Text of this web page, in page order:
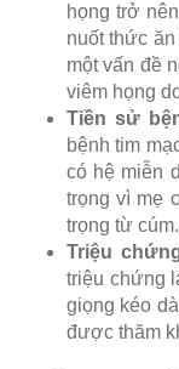
họng trở
nuốt thức
một vấn đề
viêm họng
Tiền sử
bệnh tim
có hệ miễn
trọng vì mẹ
trọng từ cúm.
Triệu
triệu chứng
giọng kéo
được thăm